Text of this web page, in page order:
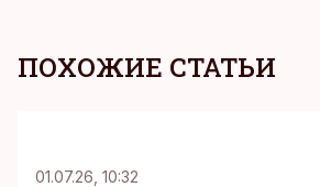
ПОХОЖИЕ СТАТЬИ
01.07.26, 10:32